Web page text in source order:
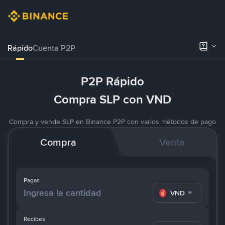
RápidoCuenta P2P
P2P Rápido
Compra SLP con VND
Compra y vende SLP en Binance P2P con varios métodos de pago
Compra Venta
Pagas
VND
Recibes